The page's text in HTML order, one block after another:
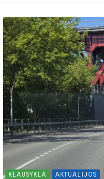
KLAUSYKLA AKTUALIJOS